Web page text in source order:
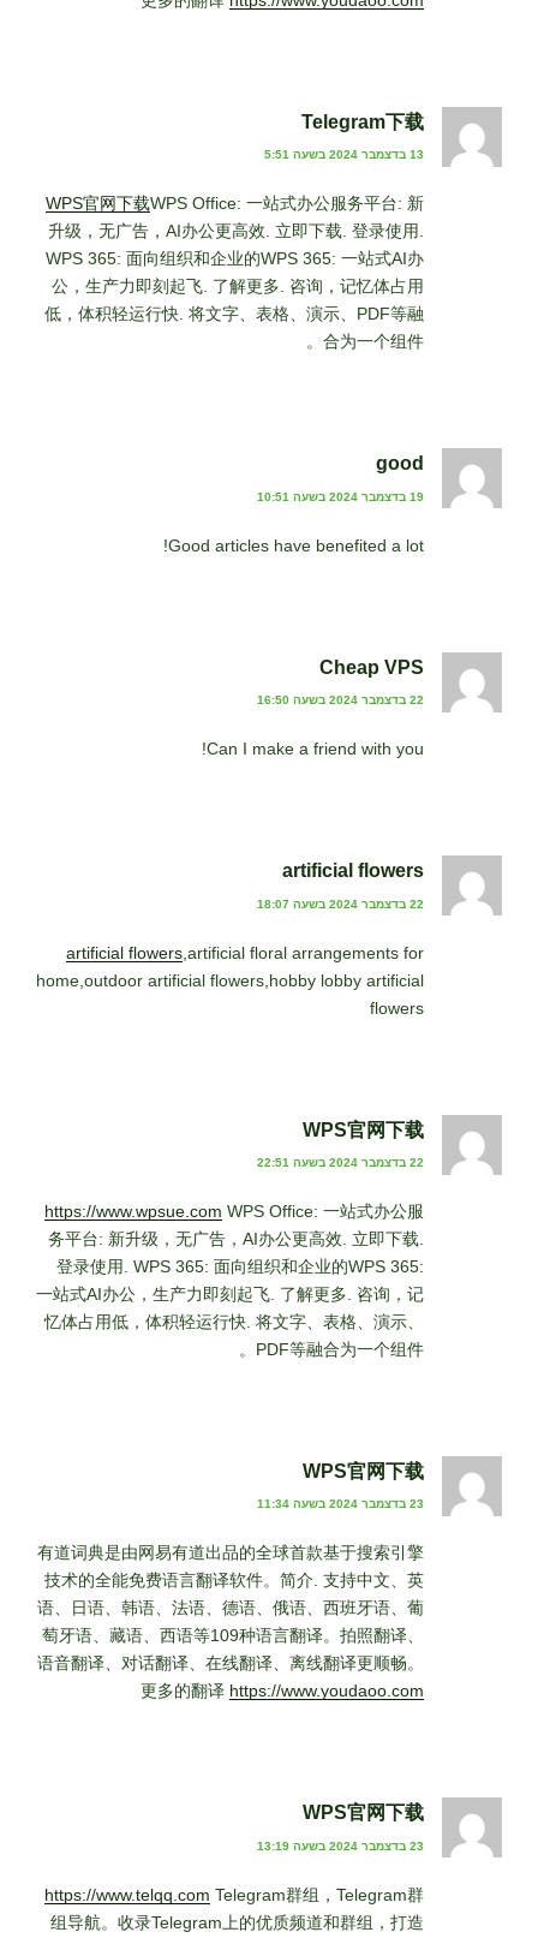
Telegram下载
13 בדצמבר 2024 בשעה 5:51
WPS官网下载WPS Office: 一站式办公服务平台: 新
升级，无广告，AI办公更高效. 立即下载. 登录使用.
WPS 365: 面向组织和企业的WPS 365: 一站式AI办
公，生产力即刻起飞. 了解更多. 咨询，记忆体占用
低，体积轻运行快. 将文字、表格、演示、PDF等融
合为一个组件。
good
19 בדצמבר 2024 בשעה 10:51
Good articles have benefited a lot!
Cheap VPS
22 בדצמבר 2024 בשעה 16:50
Can I make a friend with you!
artificial flowers
22 בדצמבר 2024 בשעה 18:07
artificial flowers ,artificial floral arrangements for
home,outdoor artificial flowers,hobby lobby artificial
flowers​
WPS官网下载
22 בדצמבר 2024 בשעה 22:51
https://www.wpsue.com WPS Office: 一站式办公服
务平台: 新升级，无广告，AI办公更高效. 立即下载.
登录使用. WPS 365: 面向组织和企业的WPS 365:
一站式AI办公，生产力即刻起飞. 了解更多. 咨询，记
忆体占用低，体积轻运行快. 将文字、表格、演示、
PDF等融合为一个组件。
WPS官网下载
23 בדצמבר 2024 בשעה 11:34
有道词典是由网易有道出品的全球首款基于搜索引擎
技术的全能免费语言翻译软件。简介. 支持中文、英
语、日语、韩语、法语、德语、俄语、西班牙语、葡
萄牙语、藏语、西语等109种语言翻译。拍照翻译、
语音翻译、对话翻译、在线翻译、离线翻译更顺畅。
更多的翻译 https://www.youdaoo.com
WPS官网下载
23 בדצמבר 2024 בשעה 13:19
https://www.telqq.com Telegram群组，Telegram群
组导航。收录Telegram上的优质频道和群组，打造